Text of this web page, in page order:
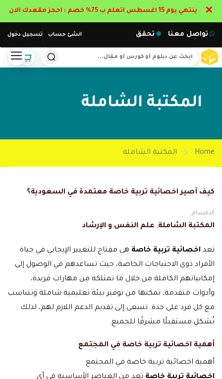
انشئ حساب تسجيل دخول تواصل معنا تحقق
المكتبة الشاملة
Home المكتبة الشاملة
كيف أصير اخصائية تربية خاصة معتمدة في السعودية؟
الاقسام
المكتبة الشاملة, علم النفس و الإرشاد
تعد اخصائية تربية خاصة هى مفتاح للتغيير الإيجابي في حياة
الأفراد ذوي الاحتياجات الخاصة، حيث تساعدهم في الوصول إلى
إمكانياتهم الكاملة من خلال ما تمتلكه من مهارات فريدة،
وأدوات متقدمة، تمكنها من توفير بيئة تعليمية شاملة وتتناسب
مع كل فرد على حدة. تسعى إلى تقديم الدعم اللازم لهم، لذلك
تُشكل مستقبلًا مشرقًا للجميع.
أهمية اخصائية تربية خاصة في المجتمع
أهمية اخصائية تربية خاصة في المجتمع
اخصائية تربية خاصة تعد من العناصر الأساسية في أي
ينتهي يوم 15 اغسطس اتعلم ب 75% خصم : احجز مقعدك الان ✕